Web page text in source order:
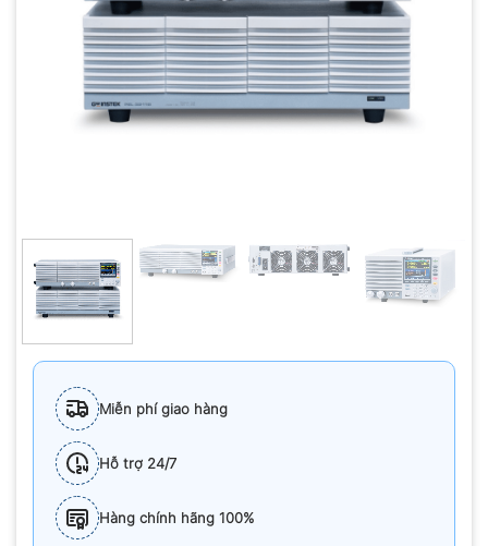
Miễn phí giao hàng
Hỗ trợ 24/7
Hàng chính hãng 100%